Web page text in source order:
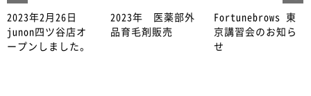
2023年2月26日
junon四ツ谷店オ
ープンしました。
2023年 医薬部外
品育毛剤販売
Fortunebrows 東
京講習会のお知ら
せ